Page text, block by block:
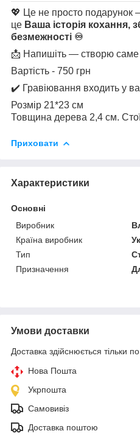
💖 Це не просто подарунок
це Ваша історія кохання,
безмежності ♾️
📩 Напишіть — створю саме
Вартість - 750 грн
✔️ Гравіювання входить у
Розмір 21*23 см
Товщина дерева 2,4 см.
Приховати
Характеристики
Основні
Виробник
Країна виробник
Тип
Призначення
Умови доставки
Доставка здійснюється тільки
Нова Пошта
Укрпошта
Самовивіз
Доставка поштою